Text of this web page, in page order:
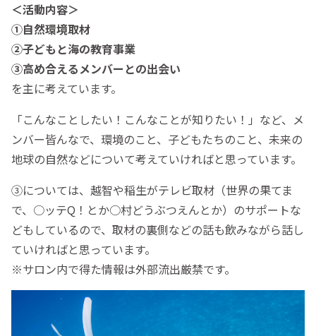
＜活動内容＞
①自然環境取材
②子どもと海の教育事業
③高め合えるメンバーとの出会い
を主に考えています。
「こんなことしたい！こんなことが知りたい！」など、メ
ンバー皆んなで、環境のこと、子どもたちのこと、未来の
地球の自然などについて考えていければと思っています。
③については、越智や稲生がテレビ取材（世界の果てま
で、○ッテQ！とか○村どうぶつえんとか）のサポートな
どもしているので、取材の裏側などの話も飲みながら話し
ていければと思っています。
※サロン内で得た情報は外部流出厳禁です。